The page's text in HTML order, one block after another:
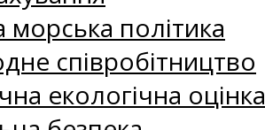
морська політика
співробітництво
екологічна оцінка